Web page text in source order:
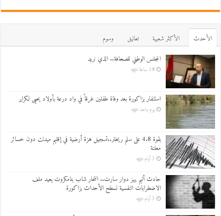
اﻷحدث اﻷكثر شعبية تعاليق
وسوم
المجلس الوطني للصحافة.. الذي نريد
18 ساعة ago
استنفار بزاكورة بعد وفاة طفلين غرقاً في واد درعة بأولاد يحيى لكراير
يوم واحد ago
بقوة 4.8 على سلم ريختر..تسجيل هزة أرضية في إقليم ميدلت دون خسائر
معلنة
3 أيام ago
حادث أليم يهز دوار سارت.. انتحار شاب بتامكروت يعيد ملف
الاضطرابات النفسية لسطح الأحداث بزاكورة
3 أيام ago